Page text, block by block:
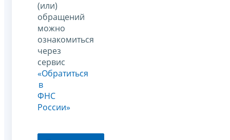
(или)
обращений
можно
ознакомиться
через
сервис
«Обратиться
в
ФНС
России»